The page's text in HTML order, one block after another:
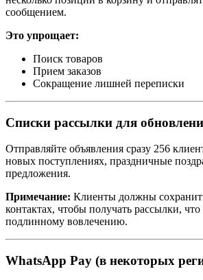
сообщением.
Это упрощает:
Поиск товаров
Прием заказов
Сокращение лишней переписки
Списки рассылки для
Отправляйте объявления сразу 256
новых поступлениях, праздничные
предложения.
Примечание: Клиенты должны
контактах, чтобы получать рассылки, что
подлинному вовлечению.
WhatsApp Pay (в некоторых